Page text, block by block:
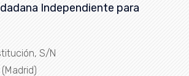
Independiente para
S/N